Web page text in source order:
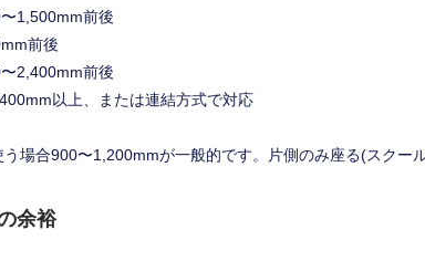
1,500mm前後
前後
2,400mm前後
以上、または連結方式で対応
場合900〜1,200mmが一般的です。片側のみ座る(スクー
余裕